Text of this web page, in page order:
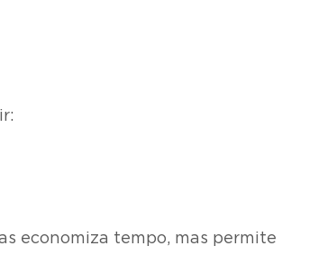
economiza tempo, mas permite